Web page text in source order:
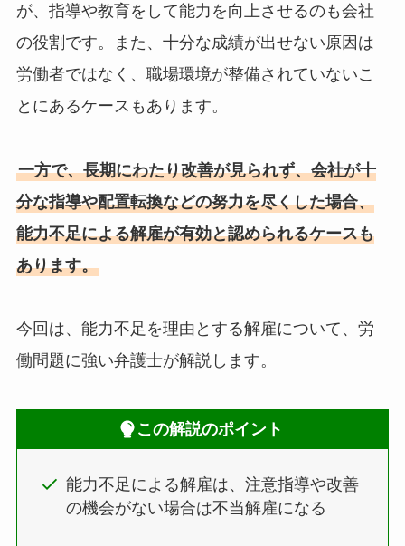
が、指導や教育をして能力を向上させるのも会社
の役割です。また、十分な成績が出せない原因は
労働者ではなく、職場環境が整備されていないこ
とにあるケースもあります。
一方で、長期にわたり改善が見られず、会社が十
分な指導や配置転換などの努力を尽くした場合、
能力不足による解雇が有効と認められるケースも
あります。
今回は、能力不足を理由とする解雇について、労
働問題に強い弁護士が解説します。
この解説のポイント
能力不足による解雇は、注意指導や改善
の機会がない場合は不当解雇になる